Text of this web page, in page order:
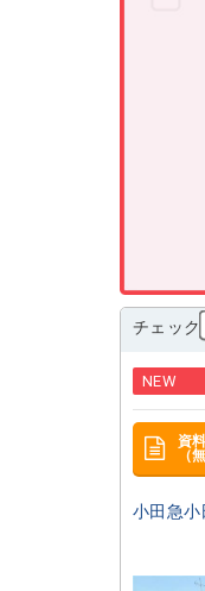
チェック
NEW
資
（
小田急